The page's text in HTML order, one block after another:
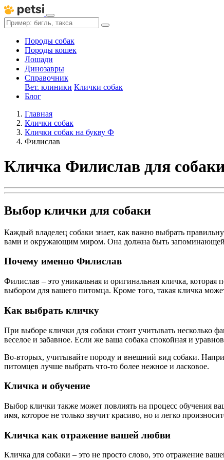
Породы собак
Породы кошек
Лошади
Динозавры
Справочник
Вет. клиники Клички собак
Блог
Главная
Клички собак
Клички собак на букву Ф
Филислав
Кличка Филислав для
Выбор клички для собаки
Каждый владелец собаки знает, как важно выбрать
вами и окружающим миром. Она должна быть
Почему именно Филислав
Филислав – это уникальная и оригинальная кличка,
выбором для вашего питомца. Кроме того, такая кличка
Как выбрать кличку
При выборе клички для собаки стоит учитывать несколько
веселое и забавное. Если же ваша собака спокойная и
Во-вторых, учитывайте породу и внешний вид собаки.
питомцев лучше выбрать что-то более нежное и ласковое.
Кличка и обучение
Выбор клички также может повлиять на процесс обучения
имя, которое не только звучит красиво, но и легко
Кличка как отражение вашей любви
Кличка для собаки – это не просто слово, это отражение